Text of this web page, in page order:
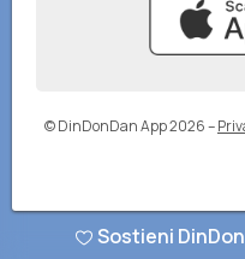
© DinDonDan App 2026–
Sostieni